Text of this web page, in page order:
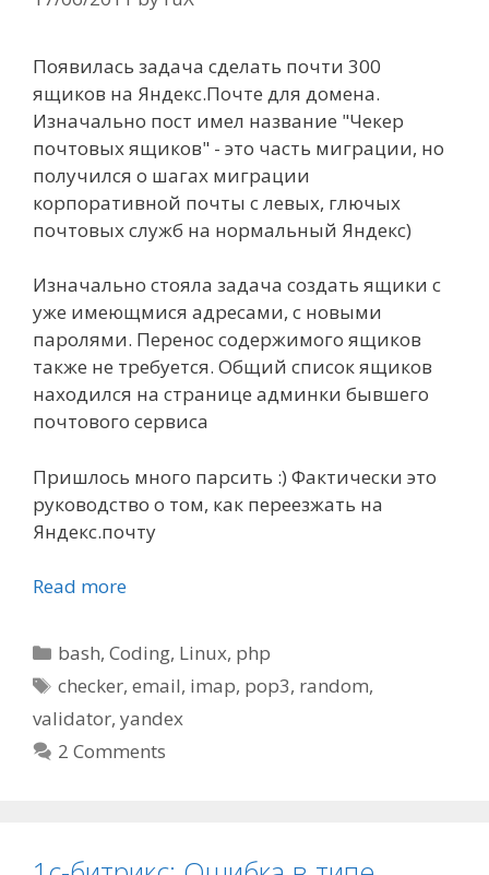
Появилась задача сделать почти 300
ящиков на Яндекс.Почте для домена.
Изначально пост имел название "Чекер
почтовых ящиков" - это часть миграции, но
получился о шагах миграции
корпоративной почты с левых, глючых
почтовых служб на нормальный Яндекс)
Изначально стояла задача создать ящики с
уже имеющмися адресами, с новыми
паролями. Перенос содержимого ящиков
также не требуется. Общий список ящиков
находился на странице админки бывшего
почтового сервиса
Пришлось много парсить :) Фактически это
руководство о том, как переезжать на
Яндекс.почту
Read more
Categories
bash,Coding, Linux, php
Tags
checker,email, imap, pop3, random,
validator, yandex
2 Comments